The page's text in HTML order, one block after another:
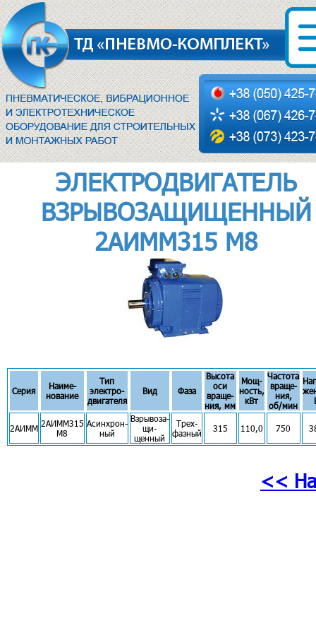
ЭЛЕКТРОДВИГАТЕЛЬ
ВЗРЫВОЗАЩИЩЕННЫЙ
2АИММ315 M8
Серия
Наиме-
нование
Тип
электро-
двигателя
Вид Фаза
Высота
оси
враще-
ния, мм
Мощ-
ность,
кВт
Частота
враще-
ния,
об/мин
2АИММ 2АИММ315
M8
Асинхрон-
ный
Взрывоза-
щи-
щенный
Трех-
фазный
315 110,0 750
<<